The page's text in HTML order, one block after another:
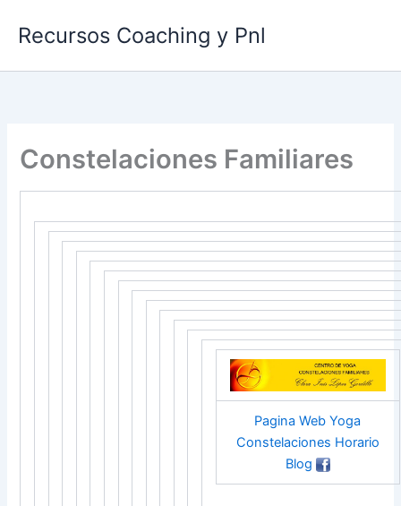
Recursos Coaching y Pnl
Constelaciones Familiares
Pagina Web Yoga
Constelaciones Horario
Blog